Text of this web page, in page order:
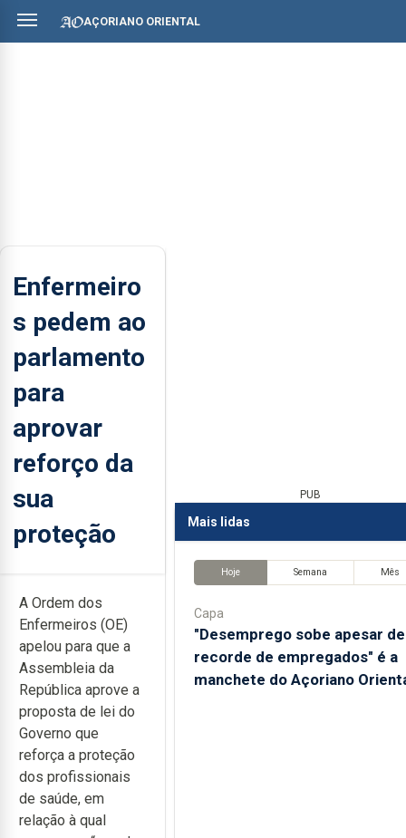
AÇORIANO ORIENTAL
Enfermeiro
s pedem ao
parlamento
para
aprovar
reforço da
sua
proteção
A Ordem dos
Enfermeiros (OE)
apelou para que a
Assembleia da
República aprove a
proposta de lei do
Governo que
reforça a proteção
dos profissionais
de saúde, em
relação à qual
PUB
Mais lidas
Hoje Semana Mês
Capa
"Desemprego sobe apesar de
recorde de empregados" é a
manchete do Açoriano